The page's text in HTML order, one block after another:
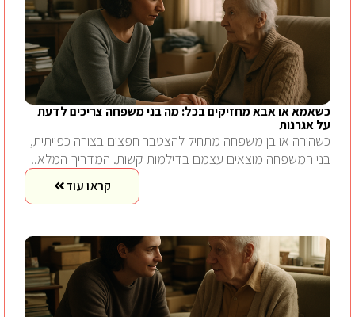
כשאמא או אבא מחזיקים בכל: מה בני משפחה צריכים לדעת
על אגרנות
כשהורה או בן משפחה מתחיל להצטבר חפצים בצורה כפייתית,
בני המשפחה מוצאים עצמם בדילמות קשות. המדריך המלא..
קראו עוד